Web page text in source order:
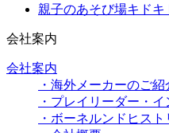
親子のあそび場キドキ
会社案内
会社案内
・海外メーカーのご紹
・プレイリーダー・
・ボーネルンドヒスト